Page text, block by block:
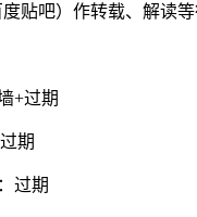
贴吧）作转载、解读
+过期
期
过期